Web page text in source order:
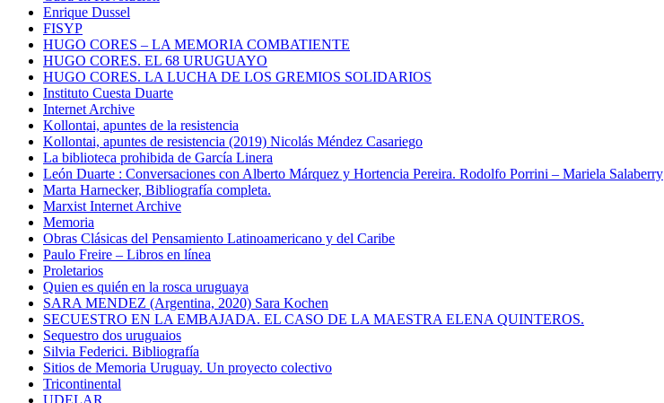
Enrique Dussel
FISYP
HUGO CORES – LA MEMORIA COMBATIENTE
HUGO CORES. EL 68 URUGUAYO
HUGO CORES. LA LUCHA DE LOS GREMIOS SOLIDARIOS
Instituto Cuesta Duarte
Internet Archive
Kollontai, apuntes de la resistencia
Kollontai, apuntes de resistencia (2019) Nicolás Méndez Casariego
La biblioteca prohibida de García Linera
León Duarte : Conversaciones con Alberto Márquez y Hortencia Pereira. Rodolfo Porrini – Mariela Salaberry
Marta Harnecker, Bibliografía completa.
Marxist Internet Archive
Memoria
Obras Clásicas del Pensamiento Latinoamericano y del Caribe
Paulo Freire – Libros en línea
Proletarios
Quien es quién en la rosca uruguaya
SARA MENDEZ (Argentina, 2020) Sara Kochen
SECUESTRO EN LA EMBAJADA. EL CASO DE LA MAESTRA ELENA QUINTEROS.
Sequestro dos uruguaios
Silvia Federici. Bibliografía
Sitios de Memoria Uruguay. Un proyecto colectivo
Tricontinental
UDELAR